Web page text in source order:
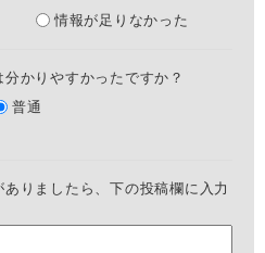
情報が足りなかった
かりやすかったですか？
普通
りましたら、下の投稿欄に入力